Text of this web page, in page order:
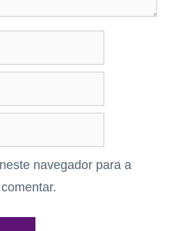
navegador para a